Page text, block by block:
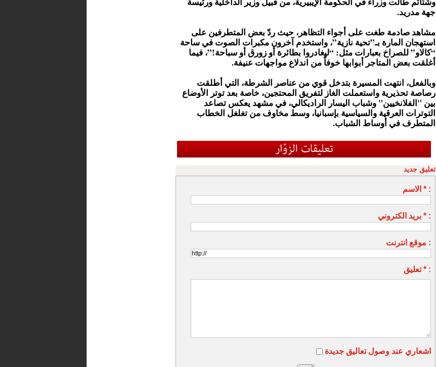
جهة مدريد.
مشاهد صادمة طغت على أجواء التظاهر، حيث ردّ بعض المتطرفين على
استهجان المارة بـ”تحية نازية”، واستخدم آخرون مكبرات الصوت في ساحة
“كالاو” للصراخ بعبارات مثل: “ليغادروا بطائرة أو زورق أو سباحة!”، فيما
أغلقت بعض المتاجر أبوابها خوفاً من اندلاع مواجهات عنيفة.
وبالفعل، انتهت المسيرة بتدخل قوي من عناصر الشرطة، التي أطلقت
رصاصة تحذيرية واستعملت الغاز لتفريق المحتجين، خاصة بعد توتر الأوضاع
بين "الفلانخيين" وشباب اليسار الراديكالي، في مشهد يعكس تصاعد
التوترات العرقية والسياسية بإسبانيا، وسط مخاوف من تغلغل الخطاب
المتطرف في أوساط الشباب.
تعليق جديد
الاسم * :
بريد الكتروني * :
موقع انترنت :
تعليق * :
اشعاري عند وصول تعاليق جديدة